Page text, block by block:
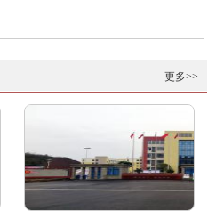
更多>>